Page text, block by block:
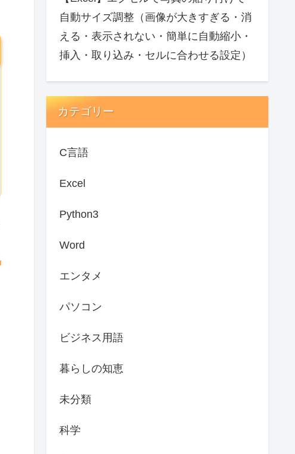
自動サイズ調整（画像が大きすぎる・消
える・表示されない・簡単に自動縮小・
挿入・取り込み・セルに合わせる設定）
カテゴリー
C言語
Excel
Python3
Word
エンタメ
パソコン
ビジネス用語
暮らしの知恵
未分類
科学